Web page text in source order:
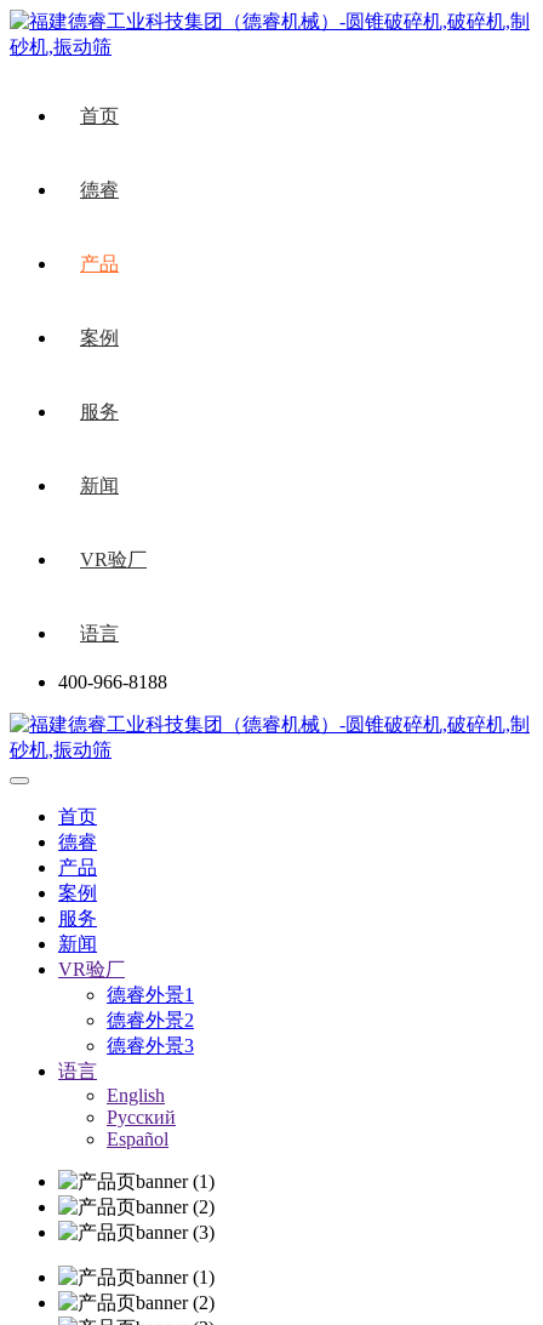
首页
德睿
产品
案例
服务
新闻
VR验厂
语言
400-966-8188
首页
德睿
产品
案例
服务
新闻
VR验厂
德睿外景1
德睿外景2
德睿外景3
语言
English
Русский
Español